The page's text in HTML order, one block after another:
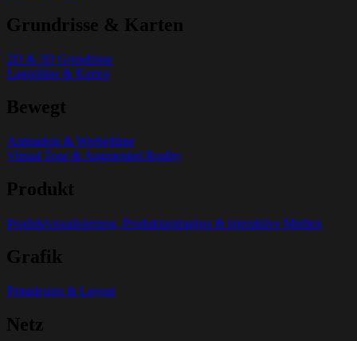
Grundrisse & Karten
2D & 3D Grundrisse
Lagepläne & Karten
Bewegt
Animation & Werbefilme
Virtual Tour & Augmented Reality
Produkt
Produktvisualisierung, Produktanimation & interaktive Medien
Grafik
Printdesign & Layout
Netz